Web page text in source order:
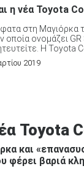
η νέα Toyota
στη Μαγιόρκα
ονομάζει
Η Toyota
2019
Toyota
και
φέρει βαριά